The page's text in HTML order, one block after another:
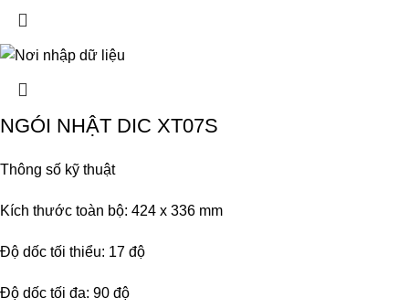
NGÓI NHẬT DIC XT07S
Thông số kỹ thuật
Kích thước toàn bộ: 424 x 336 mm
Độ dốc tối thiểu: 17 độ
Độ dốc tối đa: 90 độ